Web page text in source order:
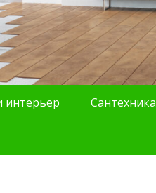
интерьер Сантехника